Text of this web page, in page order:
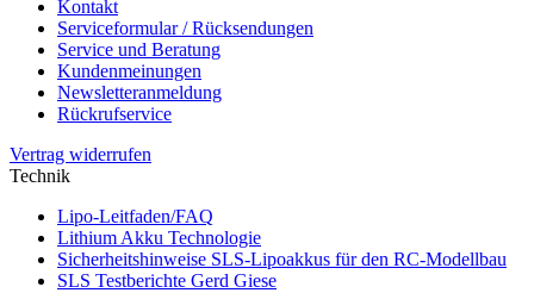
Kontakt
Serviceformular / Rücksendungen
Service und Beratung
Kundenmeinungen
Newsletteranmeldung
Rückrufservice
Vertrag widerrufen
Technik
Lipo-Leitfaden/FAQ
Lithium Akku Technologie
Sicherheitshinweise SLS-Lipoakkus für den RC-Modellbau
SLS Testberichte Gerd Giese